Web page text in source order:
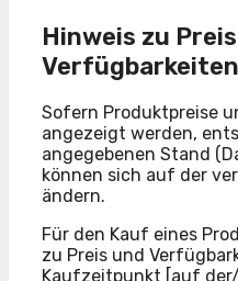
Hinweis zu
Verfügbarkeiten
Sofern Produktpreise
angezeigt werden,
angegebenen Stand
können sich auf der
ändern.
Für den Kauf eines
zu Preis und
Kaufzeitpunkt [auf